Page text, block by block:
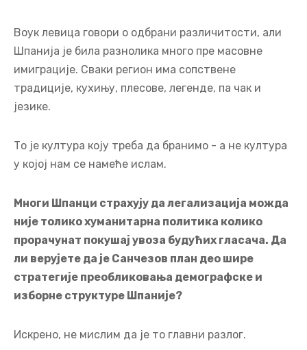
Воук левица говори о одбрани различитости, али
Шпанија је била разнолика много пре масовне
имиграције. Сваки регион има сопствене
традиције, кухињу, плесове, легенде, па чак и
језике.
То је култура коју треба да бранимо - а не култура
у којој нам се намеће ислам.
Многи Шпанци страхују да легализација можда
није толико хуманитарна политика колико
прорачунат покушај увоза будућих гласача. Да
ли верујете да је Санчезов план део шире
стратегије преобликовања демографске и
изборне структуре Шпаније?
Искрено, не мислим да је то главни разлог.